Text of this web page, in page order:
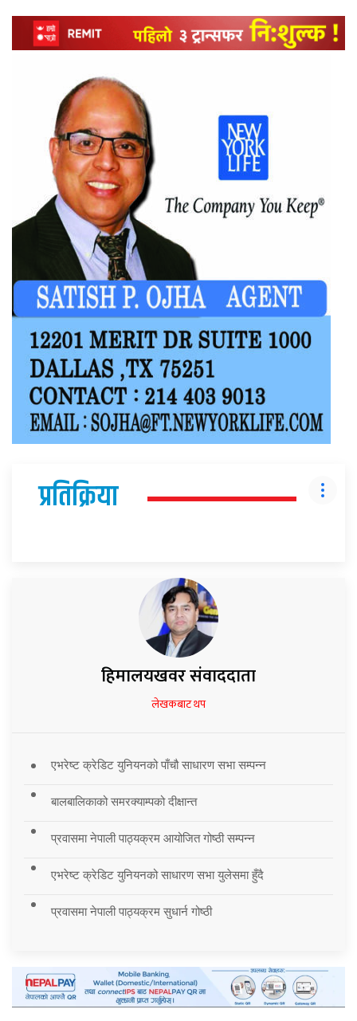
प्रतिक्रिया
हिमालयखवर संवाददाता
लेखकबाट थप
एभरेष्ट क्रेडिट युनियनको पाँचौ साधारण सभा सम्पन्न
बालबालिकाको समरक्याम्पको दीक्षान्त
प्रवासमा नेपाली पाठ्यक्रम आयोजित गोष्ठी सम्पन्न
एभरेष्ट क्रेडिट युनियनको साधारण सभा युलेसमा हुँदै
प्रवासमा नेपाली पाठ्यक्रम सुधार्न गोष्ठी